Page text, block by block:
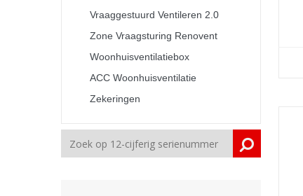
Vraaggestuurd Ventileren 2.0
Zone Vraagsturing Renovent
Woonhuisventilatiebox
ACC Woonhuisventilatie
Zekeringen